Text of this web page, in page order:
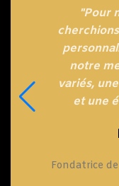
"Pour
notre
variés,
et une
Fondatrice